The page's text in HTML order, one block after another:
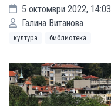
5 октомври 2022, 14:03
Галина Витанова
култура библиотека